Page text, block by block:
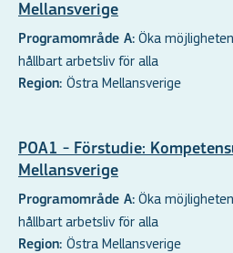
Mellansverige
Programområde A: Öka
hållbart arbetsliv för alla
Region: Östra Mellansverige
POA1 - Förstudie:
Mellansverige
Programområde A: Öka
hållbart arbetsliv för alla
Region: Östra Mellansverige